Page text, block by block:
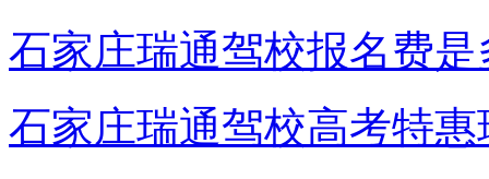
石家庄瑞通驾校报名费是
石家庄瑞通驾校高考特惠